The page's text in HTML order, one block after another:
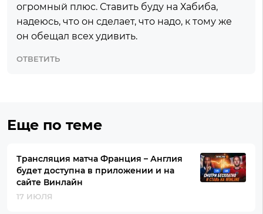
огромный плюс. Ставить буду на Хабиба,
надеюсь, что он сделает, что надо, к тому же
он обещал всех удивить.
ОТВЕТИТЬ
Еще по теме
Трансляция матча Франция – Англия
будет доступна в приложении и на
сайте Винлайн
17 ИЮЛЯ